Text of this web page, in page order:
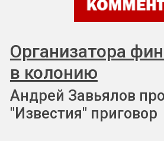
Организатора
в колонию
Андрей Завьялов
"Известия" приговор